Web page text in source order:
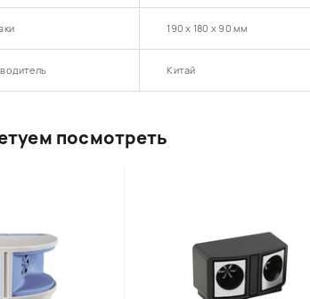
190 х 180 х 90 мм
Китай
посмотреть